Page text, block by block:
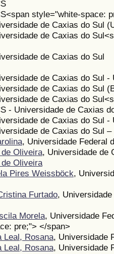
style="white-space:
de Caxias do Sul
de Caxias do
de Caxias do Sul
de Caxias do Sul -
de Caxias do Sul
de Caxias do
- Universidade de Caxias
de Caxias do Sul -
de Caxias do Sul –
, Universidade Federal
Oliveira, Universidade de
Oliveira
Pires Weissböck,
Furtado,
Morela, Universidade
pre;"> </span>
Leal, Rosana, Universidade
Leal, Rosana, Universidade